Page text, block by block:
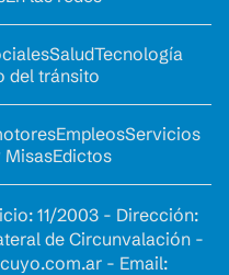
SaludTecnología
del tránsito
EmpleosServicios
MisasEdictos
11/2003 - Dirección:
de Circunvalación -
- Email: